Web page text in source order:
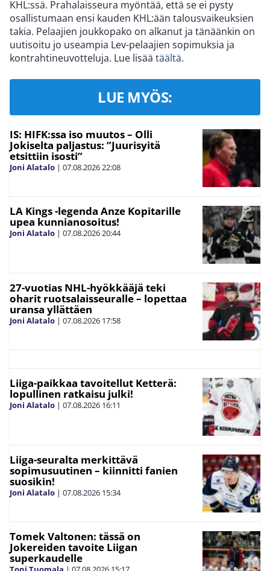
KHL:ssä. Prahalaisseura myöntää, että se ei pysty
osallistumaan ensi kauden KHL:ään talousvaikeuksien
takia. Pelaajien joukkopako on alkanut ja tänäänkin on
uutisoitu jo useampia Lev-pelaajien sopimuksia ja
kontrahtineuvotteluja. Lue lisää täältä.
LUE MYÖS:
IS: HIFK:ssa iso muutos – Olli
Jokiselta paljastus: ”Juurisyitä
etsittiin isosti”
Joni Alatalo | 07.08.202622:08
LA Kings -legenda Anze Kopitarille
upea kunnianosoitus!
Joni Alatalo | 07.08.202620:44
27-vuotias NHL-hyökkääjä teki
oharit ruotsalaisseuralle – lopettaa
uransa yllättäen
Joni Alatalo | 07.08.2026 17:58
Liiga-paikkaa tavoitellut Ketterä:
lopullinen ratkaisu julki!
Joni Alatalo | 07.08.2026 16:11
Liiga-seuralta merkittävä
sopimusuutinen – kiinnitti fanien
suosikin!
Joni Alatalo | 07.08.2026 15:34
Tomek Valtonen: tässä on
Jokereiden tavoite Liigan
superkaudelle